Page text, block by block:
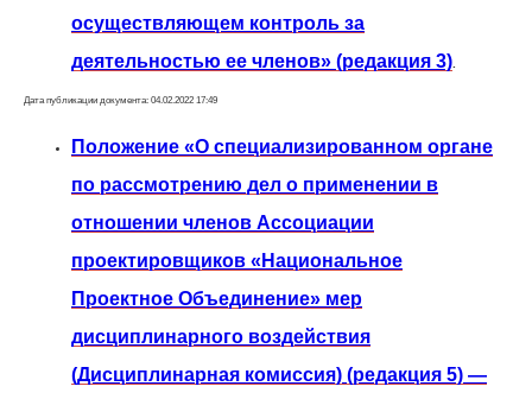
осуществляющем контроль за
деятельностью ее членов» (редакция 3)
Дата публикации документа: 04.02.2022 17:49
Положение «О специализированном органе
по рассмотрению дел о применении в
отношении членов Ассоциации
проектировщиков «Национальное
Проектное Объединение» мер
дисциплинарного воздействия
(Дисциплинарная комиссия) (редакция 5) —